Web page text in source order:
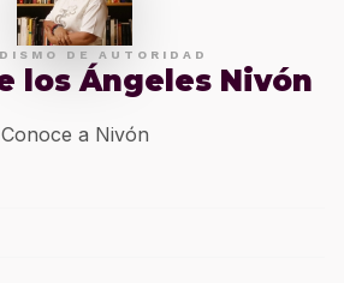
DE AUTORIDAD
los Ángeles Nivón
Conoce a Nivón